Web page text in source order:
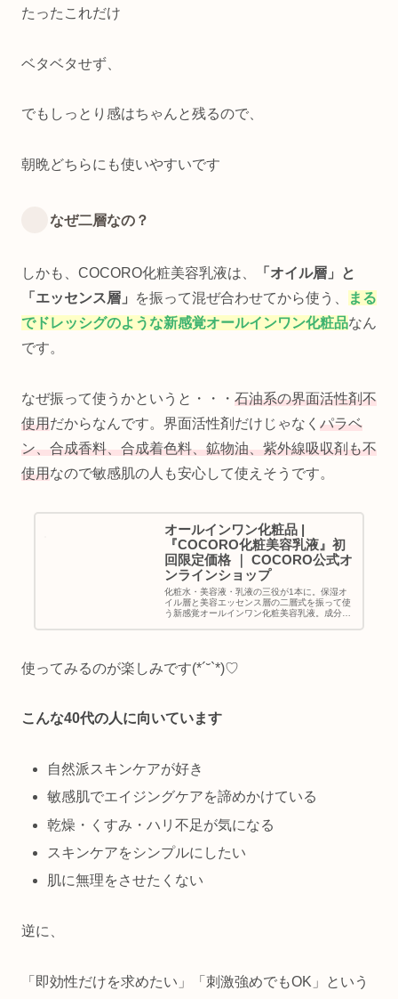
たったこれだけ
ベタベタせず、
でもしっとり感はちゃんと残るので、
朝晩どちらにも使いやすいです
なぜ二層なの？
しかも、COCORO化粧美容乳液は、
「オイル層」と
「エッセンス層」
を振って混ぜ合わせてから使う、
まる
でドレッシグのような新感覚オールインワン化粧品なん
です。
なぜ振って使うかというと・・・ 石油系の界面活性剤不
使用だからなんです。界面活性剤だけじゃなく パラベ
ン、合成香料、合成着色料、鉱物油、紫外線吸収剤も不
使用なので敏感肌の人も安心して使えそうです。
オールインワン化粧品 |
『COCORO化粧美容乳液』初
回限定価格 ｜ COCORO公式オ
ンラインショップ
化粧水・美容液・乳液の三役が1本に。保湿オ
イル層と美容エッセンス層の二層式を振って使
う新感覚オールインワン化粧美容乳液。成分を
使ってみるのが楽しみです(*´˘`*)♡
こんな40代の人に向いています
自然派スキンケアが好き
敏感肌でエイジングケアを諦めかけている
乾燥・くすみ・ハリ不足が気になる
スキンケアをシンプルにしたい
肌に無理をさせたくない
逆に、
「即効性だけを求めたい」「刺激強めでもOK」という